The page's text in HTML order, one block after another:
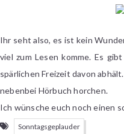
Ihr seht also, es ist kein
viel zum Lesen komme. Es
spärlichen Freizeit davon
nebenbei Hörbuch horchen.
Ich wünsche euch noch einen
Sonntagsgeplauder